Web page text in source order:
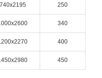
740x2195 250
340
400
450